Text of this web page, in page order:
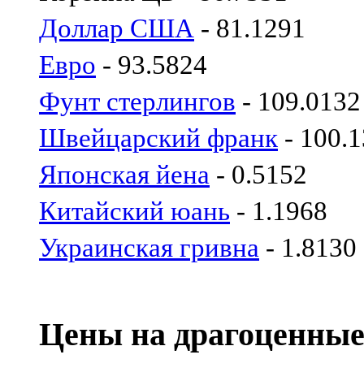
Доллар США - 81.1291
Евро - 93.5824
Фунт стерлингов - 109.0132
Швейцарский франк -
Японская йена - 0.5152
Китайский юань - 1.1968
Украинская гривна - 1.8130
Цены на